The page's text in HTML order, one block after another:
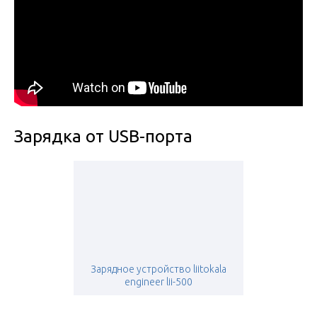
Зарядка от USB-порта
Зарядное устройство liitokala
engineer lii-500